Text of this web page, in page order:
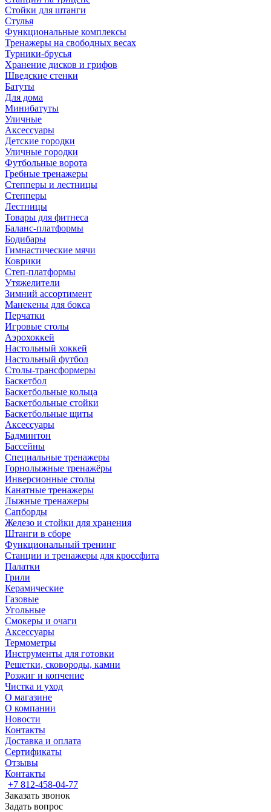
Стойки для штанги
Стулья
Функциональные комплексы
Тренажеры на свободных весах
Турники-брусья
Хранение дисков и грифов
Шведские стенки
Батуты
Для дома
Минибатуты
Уличные
Аксессуары
Детские городки
Уличные городки
Футбольные ворота
Гребные тренажеры
Степперы и лестницы
Степперы
Лестницы
Товары для фитнеса
Баланс-платформы
Бодибары
Гимнастические мячи
Коврики
Степ-платформы
Утяжелители
Зимний ассортимент
Манекены для бокса
Перчатки
Игровые столы
Аэрохоккей
Настольный хоккей
Настольный футбол
Столы-трансформеры
Баскетбол
Баскетбольные кольца
Баскетбольные стойки
Баскетбольные щиты
Аксессуары
Бадминтон
Бассейны
Специальные тренажеры
Горнолыжные тренажёры
Инверсионные столы
Канатные тренажеры
Лыжные тренажеры
Сапборды
Железо и стойки для хранения
Штанги в сборе
Функциональный тренинг
Станции и тренажеры для кроссфита
Палатки
Грили
Керамические
Газовые
Угольные
Смокеры и очаги
Аксессуары
Термометры
Инструменты для готовки
Решетки, сковороды, камни
Розжиг и копчение
Чистка и уход
О магазине
О компании
Новости
Контакты
Доставка и оплата
Сертификаты
Отзывы
Контакты
+7 812-458-04-77
Заказать звонок
Задать вопрос